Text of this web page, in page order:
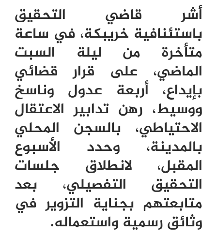
أشر قاضي التحقيق
باستئنافية خريبكة، في ساعة
متأخرة من ليلة السبت
الماضي، على قرار قضائي
بإيداع، أربعة عدول وناسخ
ووسيط، رهن تدابير الاعتقال
الاحتياطي، بالسجن المحلي
بالمدينة، وحدد الأسبوع
المقبل، لانطلاق جلسات
التحقيق التفصيلي، بعد
متابعتهم بجناية التزوير في
وثائق رسمية واستعماله.